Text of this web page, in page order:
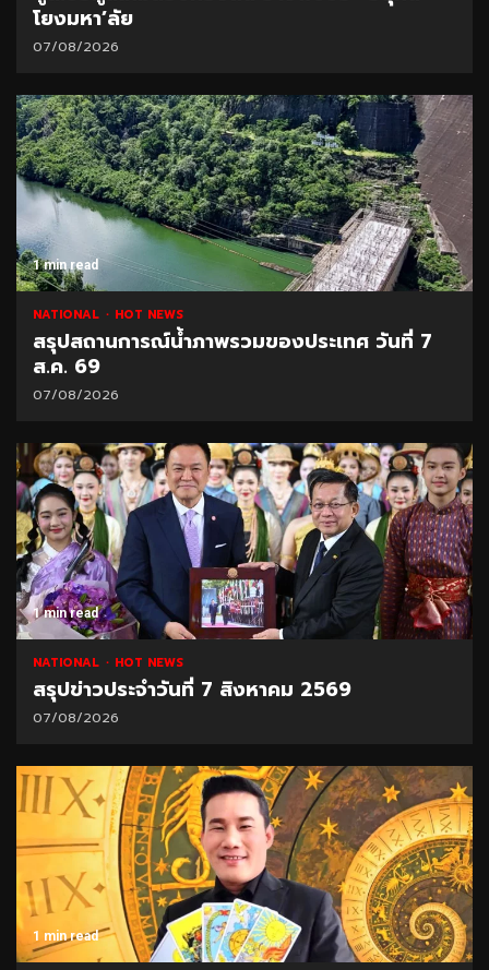
โยงมหา’ลัย
07/08/2026
1 min read
NATIONAL HOT NEWS
สรุปสถานการณ์น้ำภาพรวมของประเทศ วันที่ 7
ส.ค. 69
07/08/2026
1 min read
NATIONAL HOT NEWS
สรุปข่าวประจำวันที่ 7 สิงหาคม 2569
07/08/2026
1 min read